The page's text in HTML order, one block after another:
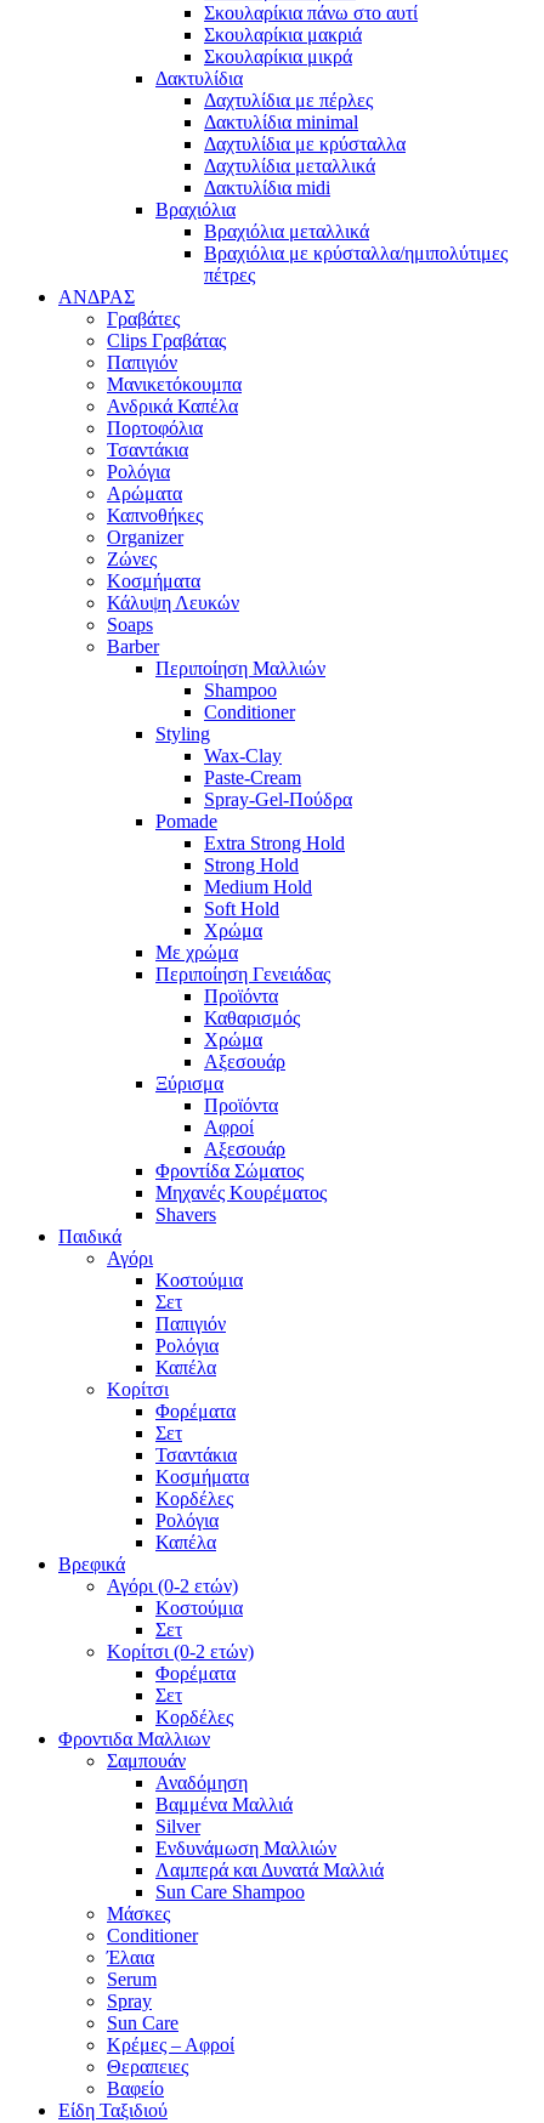
Σκουλαρίκια πάνω στο αυτί
Σκουλαρίκια μακριά
Σκουλαρίκια μικρά
Δακτυλίδια
Δαχτυλίδια με πέρλες
Δακτυλίδια minimal
Δαχτυλίδια με κρύσταλλα
Δαχτυλίδια μεταλλικά
Δακτυλίδια midi
Βραχιόλια
Βραχιόλια μεταλλικά
Βραχιόλια με κρύσταλλα/ημιπολύτιμες
πέτρες
ΑΝΔΡΑΣ
Γραβάτες
Clips Γραβάτας
Παπιγιόν
Μανικετόκουμπα
Ανδρικά Καπέλα
Πορτοφόλια
Τσαντάκια
Ρολόγια
Αρώματα
Καπνοθήκες
Organizer
Ζώνες
Κοσμήματα
Κάλυψη Λευκών
Soaps
Barber
Περιποίηση Μαλλιών
Shampoo
Conditioner
Styling
Wax-Clay
Paste-Cream
Spray-Gel-Πούδρα
Pomade
Extra Strong Hold
Strong Hold
Medium Hold
Soft Hold
Χρώμα
Με χρώμα
Περιποίηση Γενειάδας
Προϊόντα
Καθαρισμός
Χρώμα
Αξεσουάρ
Ξύρισμα
Προϊόντα
Αφροί
Αξεσουάρ
Φροντίδα Σώματος
Μηχανές Κουρέματος
Shavers
Παιδικά
Αγόρι
Κοστούμια
Σετ
Παπιγιόν
Ρολόγια
Καπέλα
Κορίτσι
Φορέματα
Σετ
Τσαντάκια
Κοσμήματα
Κορδέλες
Ρολόγια
Καπέλα
Βρεφικά
Αγόρι (0-2 ετών)
Κοστούμια
Σετ
Κορίτσι (0-2 ετών)
Φορέματα
Σετ
Κορδέλες
Φροντιδα Μαλλιων
Σαμπουάν
Αναδόμηση
Βαμμένα Μαλλιά
Silver
Ενδυνάμωση Μαλλιών
Λαμπερά και Δυνατά Μαλλιά
Sun Care Shampoo
Μάσκες
Conditioner
Έλαια
Serum
Spray
Sun Care
Κρέμες – Αφροί
Θεραπειες
Βαφείο
Είδη Ταξιδιού